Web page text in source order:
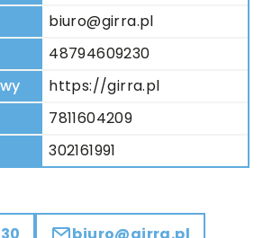
biuro@girra.pl
48794609230
https://girra.pl
7811604209
302161991
biuro@girra.pl